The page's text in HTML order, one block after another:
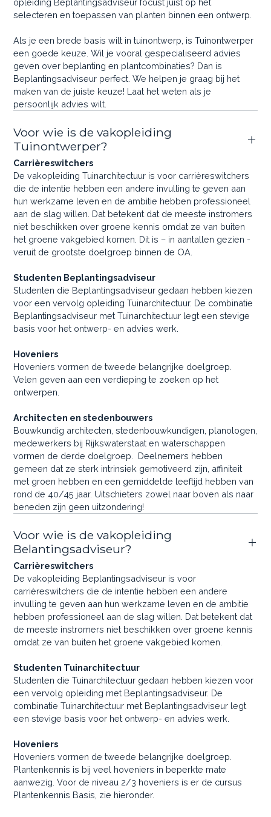
opleiding Beplantingsadviseur focust juist op het
selecteren en toepassen van planten binnen een ontwerp.
Als je een brede basis wilt in tuinontwerp, is Tuinontwerper
een goede keuze. Wil je vooral gespecialiseerd advies
geven over beplanting en plantcombinaties? Dan is
Beplantingsadviseur perfect. We helpen je graag bij het
maken van de juiste keuze! Laat het weten als je
persoonlijk advies wilt.
Voor wie is de vakopleiding
Tuinontwerper?
Carrièreswitchers
De vakopleiding Tuinarchitectuur is voor carrièreswitchers
die de intentie hebben een andere invulling te geven aan
hun werkzame leven en de ambitie hebben professioneel
aan de slag willen. Dat betekent dat de meeste instromers
niet beschikken over groene kennis omdat ze van buiten
het groene vakgebied komen. Dit is – in aantallen gezien -
veruit de grootste doelgroep binnen de OA.
Studenten Beplantingsadviseur
Studenten die Beplantingsadviseur gedaan hebben kiezen
voor een vervolg opleiding Tuinarchitectuur. De combinatie
Beplantingsadviseur met Tuinarchitectuur legt een stevige
basis voor het ontwerp- en advies werk.
Hoveniers
Hoveniers vormen de tweede belangrijke doelgroep.
Velen geven aan een verdieping te zoeken op het
ontwerpen.
Architecten en stedenbouwers
Bouwkundig architecten, stedenbouwkundigen, planologen,
medewerkers bij Rijkswaterstaat en waterschappen
vormen de derde doelgroep. Deelnemers hebben
gemeen dat ze sterk intrinsiek gemotiveerd zijn, affiniteit
met groen hebben en een gemiddelde leeftijd hebben van
rond de 40/45 jaar. Uitschieters zowel naar boven als naar
beneden zijn geen uitzondering!
Voor wie is de vakopleiding
Belantingsadviseur?
Carrièreswitchers
De vakopleiding Beplantingsadviseur is voor
carrièreswitchers die de intentie hebben een andere
invulling te geven aan hun werkzame leven en de ambitie
hebben professioneel aan de slag willen. Dat betekent dat
de meeste instromers niet beschikken over groene kennis
omdat ze van buiten het groene vakgebied komen.
Studenten Tuinarchitectuur
Studenten die Tuinarchitectuur gedaan hebben kiezen voor
een vervolg opleiding met Beplantingsadviseur. De
combinatie Tuinarchitectuur met Beplantingsadviseur legt
een stevige basis voor het ontwerp- en advies werk.
Hoveniers
Hoveniers vormen de tweede belangrijke doelgroep.
Plantenkennis is bij veel hoveniers in beperkte mate
aanwezig. Voor de niveau 2/3 hoveniers is er de cursus
Plantenkennis Basis, zie hieronder.